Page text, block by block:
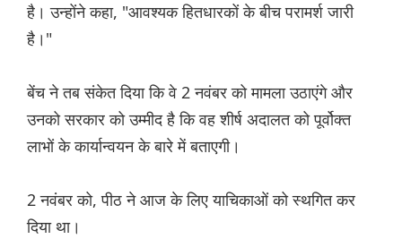
है। उन्होंने कहा, "आवश्यक हितधारकों के बीच परामर्श जारी
है।"
बेंच ने तब संकेत दिया कि वे 2 नवंबर को मामला उठाएंगे और
उनको सरकार को उम्मीद है कि वह शीर्ष अदालत को पूर्वोक्त
लाभों के कार्यान्वयन के बारे में बताएगी।
2 नवंबर को, पीठ ने आज के लिए याचिकाओं को स्थगित कर
दिया था।